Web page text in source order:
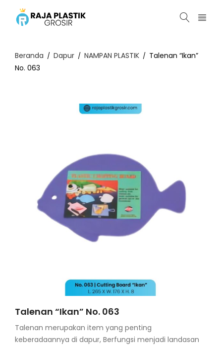
Beranda / Dapur / NAMPAN PLASTIK / Talenan “Ikan”
No. 063
Talenan “Ikan” No. 063
Talenan merupakan item yang penting
keberadaannya di dapur, Berfungsi menjadi landasan